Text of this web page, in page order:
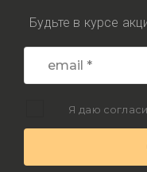
Будьте в курсе
Я даю